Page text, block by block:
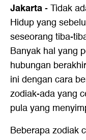
Jakarta-Tidak
Hidup yang
seseorang tiba-
Banyak hal yang
hubungan
ini dengan cara
zodiak-ada yang
pula yang
Beberapa zodiak